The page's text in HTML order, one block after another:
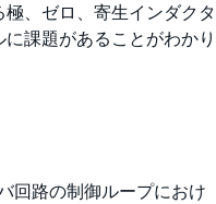
、ゼロ、寄生インダクタ
課題があることがわかり
回路の制御ループにおけ